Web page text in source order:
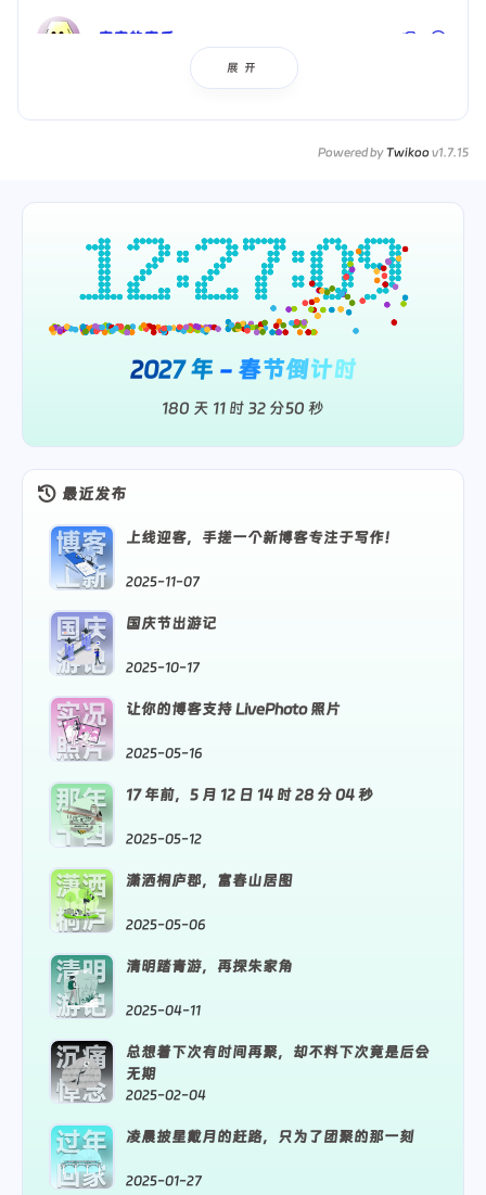
宽容的蜜瓜
@琅環书生 展开
Powered byTwikoov1.7.15
2027年 -春节倒计时
180 天 11 时 32 分49 秒
最近发布
博客
上新
上线迎客，手搓一个新博客专注于写作！
2025-11-07
国庆
游记
国庆节出游记
2025-10-17
实况
照片
让你的博客支持 LivePhoto 照片
2025-05-16
那年
十四
17 年前，5 月 12 日 14 时 28 分 04 秒
2025-05-12
潇洒
桐庐
潇洒桐庐郡，富春山居图
2025-05-06
清明
游记
清明踏青游，再探朱家角
2025-04-11
沉痛
悼念
总想着下次有时间再聚，却不料下次竟是后会
无期
2025-02-04
过年
回家
凌晨披星戴月的赶路，只为了团聚的那一刻
2025-01-27